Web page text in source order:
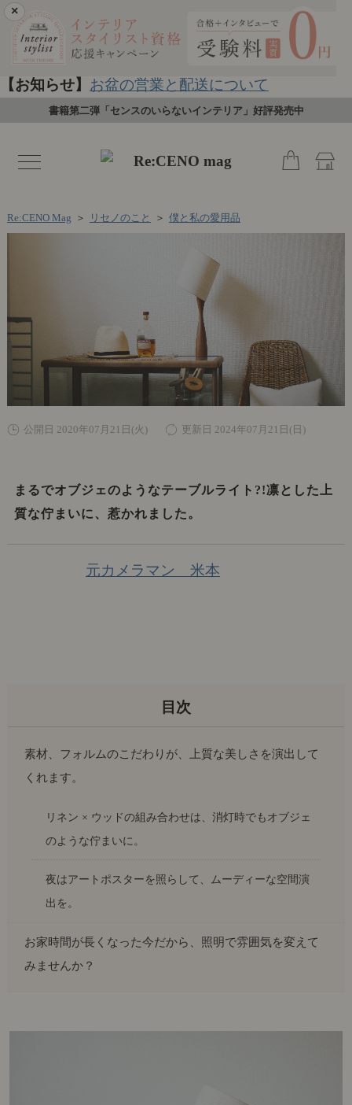
×
【お知らせ】 お盆の営業と配送について
書籍第二弾「センスのいらないインテリア」好評発売中
toggle
navigation
Re:CENO Mag ＞ リセノのこと ＞ 僕と私の愛用品
公開日 2020年07月21日(火) 更新日 2024年07月21日(日)
まるでオブジェのようなテーブルライト?!凛とした上
質な佇まいに、惹かれました。
元カメラマン 米本
素材、フォルムのこだわりが、上質な美しさを演出して
くれます。
リネン × ウッドの組み合わせは、消灯時でもオブジェ
のような佇まいに。
夜はアートポスターを照らして、ムーディーな空間演
出を。
お家時間が長くなった今だから、照明で雰囲気を変えて
みませんか？